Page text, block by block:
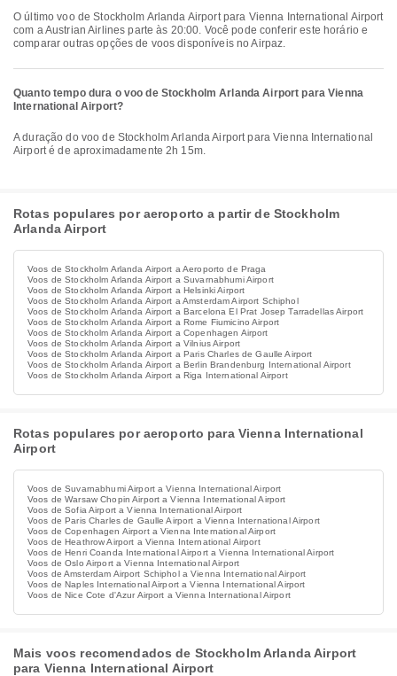
O último voo de Stockholm Arlanda Airport para Vienna International Airport
com a Austrian Airlines parte às 20:00. Você pode conferir este horário e
comparar outras opções de voos disponíveis no Airpaz.
Quanto tempo dura o voo de Stockholm Arlanda Airport para Vienna
International Airport?
A duração do voo de Stockholm Arlanda Airport para Vienna International
Airport é de aproximadamente 2h 15m.
Rotas populares por aeroporto a partir de Stockholm
Arlanda Airport
Voos de Stockholm Arlanda Airport a Aeroporto de Praga
Voos de Stockholm Arlanda Airport a Suvarnabhumi Airport
Voos de Stockholm Arlanda Airport a Helsinki Airport
Voos de Stockholm Arlanda Airport a Amsterdam Airport Schiphol
Voos de Stockholm Arlanda Airport a Barcelona El Prat Josep Tarradellas Airport
Voos de Stockholm Arlanda Airport a Rome Fiumicino Airport
Voos de Stockholm Arlanda Airport a Copenhagen Airport
Voos de Stockholm Arlanda Airport a Vilnius Airport
Voos de Stockholm Arlanda Airport a Paris Charles de Gaulle Airport
Voos de Stockholm Arlanda Airport a Berlin Brandenburg International Airport
Voos de Stockholm Arlanda Airport a Riga International Airport
Rotas populares por aeroporto para Vienna International
Airport
Voos de Suvarnabhumi Airport a Vienna International Airport
Voos de Warsaw Chopin Airport a Vienna International Airport
Voos de Sofia Airport a Vienna International Airport
Voos de Paris Charles de Gaulle Airport a Vienna International Airport
Voos de Copenhagen Airport a Vienna International Airport
Voos de Heathrow Airport a Vienna International Airport
Voos de Henri Coanda International Airport a Vienna International Airport
Voos de Oslo Airport a Vienna International Airport
Voos de Amsterdam Airport Schiphol a Vienna International Airport
Voos de Naples International Airport a Vienna International Airport
Voos de Nice Cote d'Azur Airport a Vienna International Airport
Mais voos recomendados de Stockholm Arlanda Airport
para Vienna International Airport